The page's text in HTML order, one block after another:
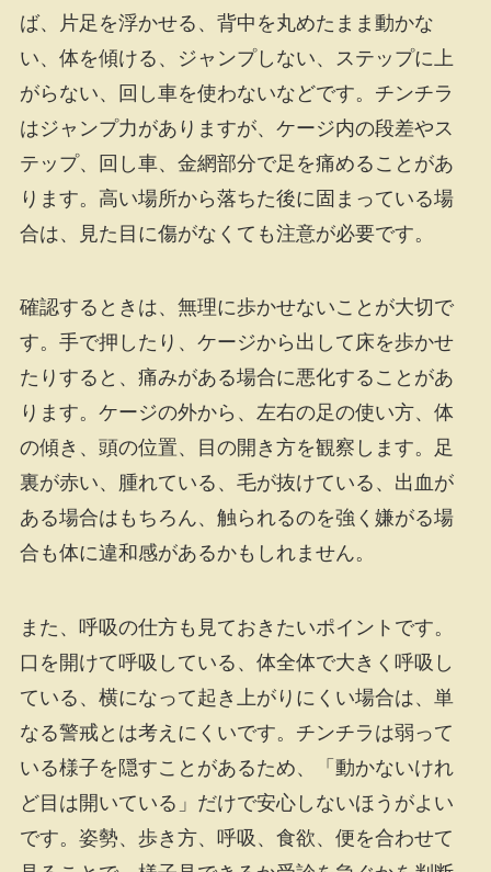
ば、片足を浮かせる、背中を丸めたまま動かな
い、体を傾ける、ジャンプしない、ステップに上
がらない、回し車を使わないなどです。チンチラ
はジャンプ力がありますが、ケージ内の段差やス
テップ、回し車、金網部分で足を痛めることがあ
ります。高い場所から落ちた後に固まっている場
合は、見た目に傷がなくても注意が必要です。
確認するときは、無理に歩かせないことが大切で
す。手で押したり、ケージから出して床を歩かせ
たりすると、痛みがある場合に悪化することがあ
ります。ケージの外から、左右の足の使い方、体
の傾き、頭の位置、目の開き方を観察します。足
裏が赤い、腫れている、毛が抜けている、出血が
ある場合はもちろん、触られるのを強く嫌がる場
合も体に違和感があるかもしれません。
また、呼吸の仕方も見ておきたいポイントです。
口を開けて呼吸している、体全体で大きく呼吸し
ている、横になって起き上がりにくい場合は、単
なる警戒とは考えにくいです。チンチラは弱って
いる様子を隠すことがあるため、「動かないけれ
ど目は開いている」だけで安心しないほうがよい
です。姿勢、歩き方、呼吸、食欲、便を合わせて